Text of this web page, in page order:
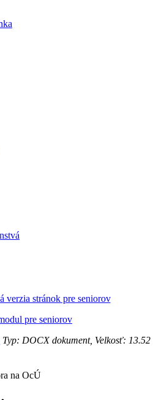
verzia stránok pre seniorov
Typ: DOCX dokument, Velkosť: 13.52